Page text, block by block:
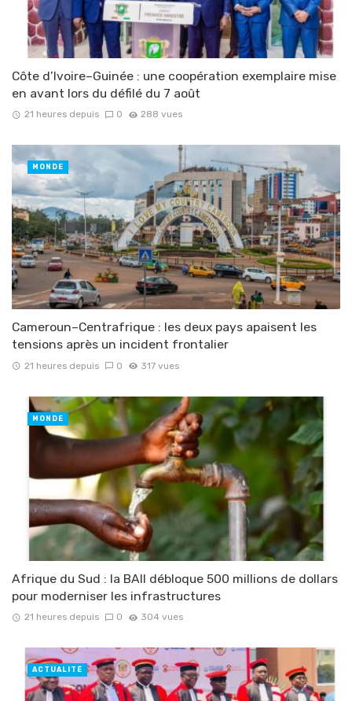
Côte d’Ivoire–Guinée : une coopération exemplaire mise
en avant lors du défilé du 7 août
21 heures depuis 0 288 vues
Cameroun–Centrafrique : les deux pays apaisent les
tensions après un incident frontalier
21 heures depuis 0 317 vues
MONDE
Afrique du Sud : la BAII débloque 500 millions de dollars
pour moderniser les infrastructures
21 heures depuis 0 304 vues
MONDE
ACTUALITÉ